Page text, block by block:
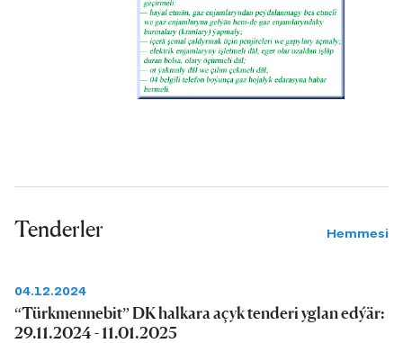
Tenderler Hemmesi
04.12.2024
“Türkmennebit” DK halkara açyk tenderi yglan edýär:
29.11.2024 - 11.01.2025